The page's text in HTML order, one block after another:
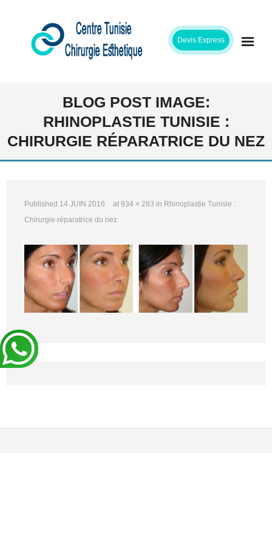
Devis Express
ACCUEIL
CLINIQUE
ETAPES SEJOUR
TARIFS
BLOG
DEVIS EXPRESS !
BLOG POST IMAGE:
RHINOPLASTIE TUNISIE :
CHIRURGIE RÉPARATRICE DU NEZ
Published 14 JUIN 2016 at 934 × 283 in Rhinoplastie Tunisie :
Chirurgie réparatrice du nez